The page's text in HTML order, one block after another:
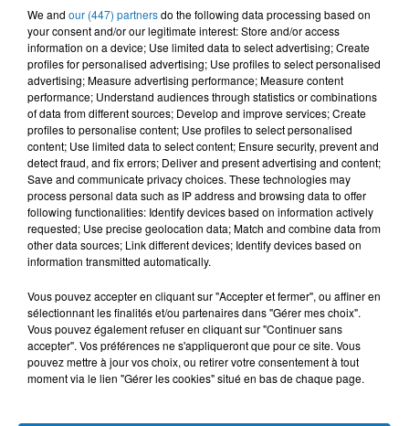
TITRES DIFFUSÉS
5h54
5h54
KAMEL OUJDI
Maria-Maria
5h51
5h51
MOUH MILANO
L7or
5h46
5h46
NOUR CHIBA
Ness El Janoub
L'HOROSCOPE
We and our (447) partnersdo the following data processing based on
your consent and/or our legitimate interest: Store and/or access
information on a device; Use limited data to select advertising; Create
profiles for personalised advertising; Use profiles to select personalised
advertising; Measure advertising performance; Measure content
performance; Understand audiences through statistics or combinations
of data from different sources; Develop and improve services; Create
profiles to personalise content; Use profiles to select personalised
content; Use limited data to select content; Ensure security, prevent and
detect fraud, and fix errors; Deliver and present advertising and content;
Save and communicate privacy choices. These technologies may
process personal data such as IP address and browsing data to offer
following functionalities: Identify devices based on information actively
requested; Use precise geolocation data; Match and combine data from
other data sources; Link different devices; Identify devices based on
information transmitted automatically.
Vous pouvez accepter en cliquant sur "Accepter et fermer", ou affiner en
sélectionnant les finalités et/ou partenaires dans "Gérer mes choix".
Vous pouvez également refuser en cliquant sur "Continuer sans
accepter". Vos préférences ne s'appliqueront que pour ce site. Vous
pouvez mettre à jour vos choix, ou retirer votre consentement à tout
moment via le lien "Gérer les cookies" situé en bas de chaque page.